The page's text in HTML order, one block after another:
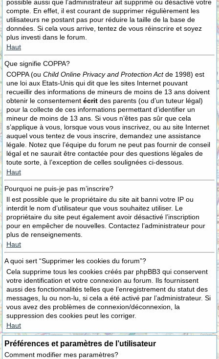
possible aussi que l’administrateur ait supprimé ou désactivé votre
compte. En effet, il est courant de supprimer régulièrement les
utilisateurs ne postant pas pour réduire la taille de la base de
données. Si cela vous arrive, tentez de vous réinscrire et soyez
plus investi dans le forum.
Haut
Que signifie COPPA?
COPPA (ou Child Online Privacy and Protection Actde 1998) est
une loi aux Etats-Unis qui dit que les sites Internet pouvant
recueillir des informations de mineurs de moins de 13 ans doivent
obtenir le consentement écrit des parents (ou d’un tuteur légal)
pour la collecte de ces informations permettant d’identifier un
mineur de moins de 13 ans. Si vous n’êtes pas sûr que cela
s’applique à vous, lorsque vous vous inscrivez, ou au site Internet
auquel vous tentez de vous inscrire, demandez une assistance
légale. Notez que l’équipe du forum ne peut pas fournir de conseil
légal et ne saurait être contactée pour des questions légales de
toute sorte, à l’exception de celles soulignées ci-dessous.
Haut
Pourquoi ne puis-je pas m’inscrire?
Il est possible que le propriétaire du site ait banni votre IP ou
interdit le nom d’utilisateur que vous souhaitez utiliser. Le
propriétaire du site peut également avoir désactivé l’inscription
pour en empêcher de nouvelles. Contactez l’administrateur pour
plus de renseignements.
Haut
A quoi sert “Supprimer les cookies du forum”?
Cela supprime tous les cookies créés par phpBB3 qui conservent
votre identification et votre connexion au forum. Ils fournissent
aussi des fonctionnalités telles que l’enregistrement du statut des
messages, lu ou non-lu, si cela a été activé par l’administrateur. Si
vous avez des problèmes de connexion/déconnexion, la
suppression des cookies peut les corriger.
Haut
Préférences et paramètres de l’utilisateur
Comment modifier mes paramètres?